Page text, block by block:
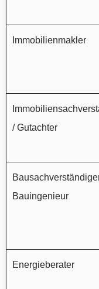
Immobilienmakler
/ Gutachter
Bauingenieur
Energieberater